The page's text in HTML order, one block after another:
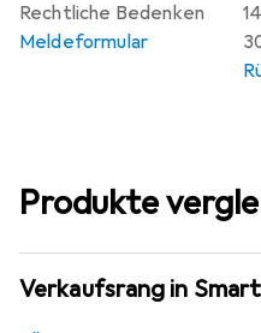
Rechtliche Bedenken
Meldeformular
Produkte
Verkaufsrang in